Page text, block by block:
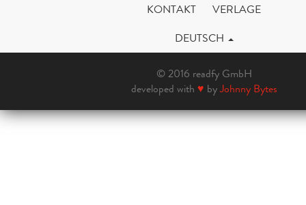
KONTAKT
VERLAGE
DEUTSCH
© 2016 readfy GmbH
developed with ♥ byJohnny Bytes